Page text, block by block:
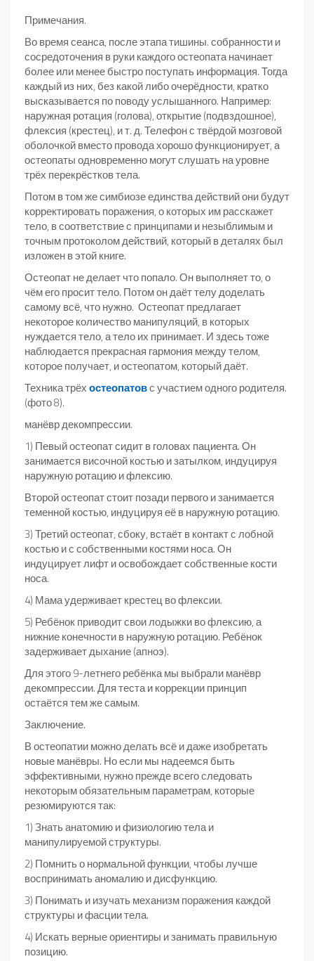
Примечания.
Во время сеанса, после этапа тишины. собранности и
сосредоточения в руки каждого остеопата начинает
более или менее быстро поступать информация. Тогда
каждый из них, без какой либо очерёдности, кратко
высказывается по поводу услышанного. Например:
наружная ротация (голова), открытие (подвздошное),
флексия (крестец), и т. д. Телефон с твёрдой мозговой
оболочкой вместо провода хорошо функционирует, а
остеопаты одновременно могут слушать на уровне
трёх перекрёстков тела.
Потом в том же симбиозе единства действий они будут
корректировать поражения, о которых им расскажет
тело, в соответствие с принципами и незыблимым и
точным протоколом действий, который в деталях был
изложен в этой книге.
Остеопат не делает что попало. Он выполняет то, о
чём его просит тело. Потом он даёт телу доделать
самому всё, что нужно. Остеопат предлагает
некоторое количество манипуляций, в которых
нуждается тело, а тело их принимает. И здесь тоже
наблюдается прекрасная гармония между телом,
которое получает, и остеопатом, который даёт.
Техника трёхостеопатовс участием одного родителя.
(фото 8).
манёвр декомпрессии.
1) Певый остеопат сидит в головах пациента. Он
занимается височной костью и затылком, индуцируя
наружную ротацию и флексию.
Второй остеопат стоит позади первого и занимается
теменной костью, индуцируя её в наружную ротацию.
3) Третий остеопат, сбоку, встаёт в контакт с лобной
костью и с собственными костями носа. Он
индуцирует лифт и освобождает собственные кости
носа.
4) Мама удерживает крестец во флексии.
5) Ребёнок приводит свои лодыжки во флексию, а
нижние конечности в наружную ротацию. Ребёнок
задерживает дыхание (апноэ).
Для этого 9-летнего ребёнка мы выбрали манёвр
декомпрессии. Для теста и коррекции принцип
остаётся тем же самым.
Заключение.
В остеопатии можно делать всё и даже изобретать
новые манёвры. Но если мы надеемся быть
эффективными, нужно прежде всего следовать
некоторым обязательным параметрам, которые
резюмируются так:
1) Знать анатомию и физиологию тела и
манипулируемой структуры.
2) Помнить о нормальной функции, чтобы лучше
воспринимать аномалию и дисфункцию.
3) Понимать и изучать механизм поражения каждой
структуры и фасции тела.
4) Искать верные ориентиры и занимать правильную
позицию.